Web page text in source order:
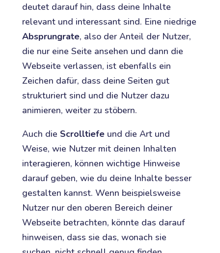
deutet darauf hin, dass deine Inhalte
relevant und interessant sind. Eine niedrige
Absprungrate, also der Anteil der Nutzer,
die nur eine Seite ansehen und dann die
Webseite verlassen, ist ebenfalls ein
Zeichen dafür, dass deine Seiten gut
strukturiert sind und die Nutzer dazu
animieren, weiter zu stöbern.
Auch die Scrolltiefeund die Art und
Weise, wie Nutzer mit deinen Inhalten
interagieren, können wichtige Hinweise
darauf geben, wie du deine Inhalte besser
gestalten kannst. Wenn beispielsweise
Nutzer nur den oberen Bereich deiner
Webseite betrachten, könnte das darauf
hinweisen, dass sie das, wonach sie